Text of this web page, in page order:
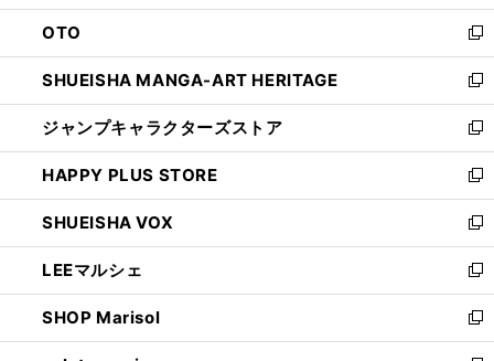
ウ
で
開
く
ン
ド
ウ
で
開
く
OTO
新
し
い
ウ
ィ
ン
ド
ウ
で
開
く
SHUEISHA MANGA-ART HERITAGE
新
し
い
ウ
ィ
ン
ド
ウ
で
開
く
ジャンプキャラクターズストア
新
し
い
ウ
ィ
ン
ド
ウ
で
開
HAPPY PLUS STORE
新
し
い
ウ
ィ
ン
ド
ウ
SHUEISHA VOX
新
し
い
ウ
ィ
ン
LEEマルシェ
新
し
い
ウ
SHOP Marisol
新
し